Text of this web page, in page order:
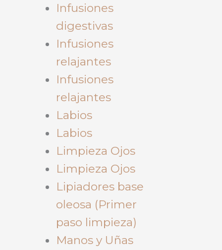
Infusiones
digestivas
Infusiones
relajantes
Infusiones
relajantes
Labios
Labios
Limpieza Ojos
Limpieza Ojos
Lipiadores base
oleosa (Primer
paso limpieza)
Manos y Uñas